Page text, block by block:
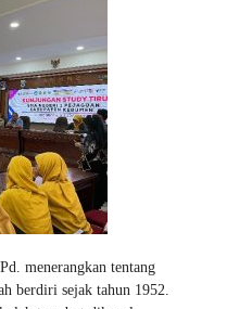
menerangkan tentang
berdiri sejak tahun 1952.